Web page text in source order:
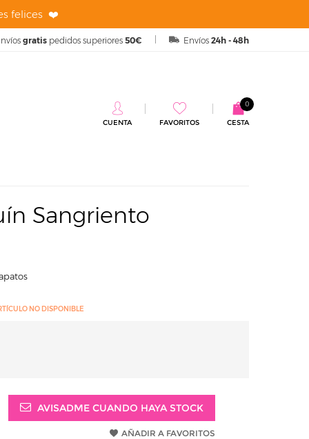
felices ❤️
Envíos 24h - 48h
gratis pedidos superiores 50€
CESTA
0
CUENTA FAVORITOS
Sangriento
NO DISPONIBLE
AVISADME CUANDO HAYA STOCK
AÑADIR A FAVORITOS